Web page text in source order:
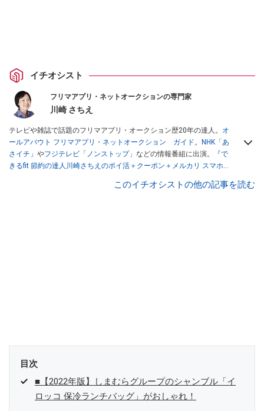
イチオシスト
フリマアプリ・ネットオークションの専門家
川崎 さちえ
テレビや雑誌で話題のフリマアプリ・オークション歴20年の達人。 オ
ールアバウト フリマアプリ・ネットオークション ガイド。
NHK「あ
さイチ」 やフジテレビ「ノンストップ」 などの情報番組に出演。
『で
きるfit 節約の達人川崎さちえのポイ活＋クーポン＋メルカリ スマホで
スマホ1つでスキマ時間に効率的に稼ぐ！』（翔泳社刊） ほか著書多
このイチオシストの他の記事を読む
目次
■【2022年版】しまむらグループのシャンブル「イ
ロッコ 保冷ランチバッグ」がおしゃれ！